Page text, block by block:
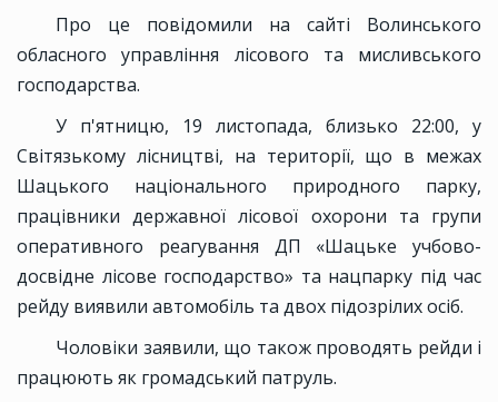
Про це повідомили на сайті Волинського
обласного управління лісового та мисливського
господарства.
У п'ятницю, 19 листопада, близько 22:00, у
Світязькому лісництві, на території, що в межах
Шацького національного природного парку,
працівники державної лісової охорони та групи
оперативного реагування ДП «Шацьке учбово-
досвідне лісове господарство» та нацпарку під час
рейду виявили автомобіль та двох підозрілих осіб.
Чоловіки заявили, що також проводять рейди і
працюють як громадський патруль.